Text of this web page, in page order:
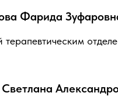
Фарида
терапевтическим